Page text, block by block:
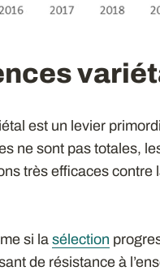
est un levier
ne sont pas totales,
très efficaces contre
si la sélection
de résistance à